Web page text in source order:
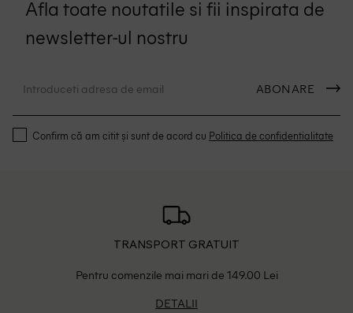
Afla toate noutatile si fii inspirata de
newsletter-ul nostru
ABONARE
Confirm că am citit și sunt de acord cu Politica de confidentialitate
TRANSPORT GRATUIT
Pentru comenzile mai mari de 149.00 Lei
DETALII